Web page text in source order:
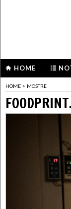
HOME
HOME > MOSTRE